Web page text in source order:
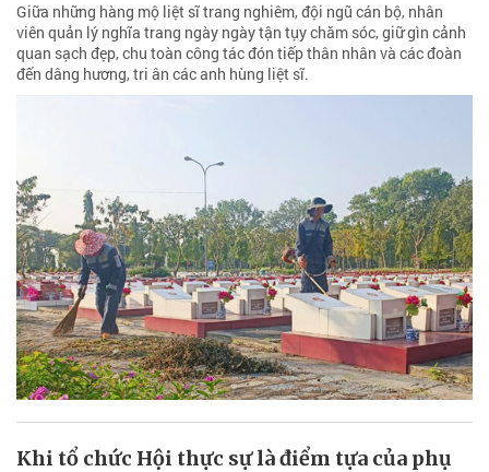
Giữa những hàng mộ liệt sĩ trang nghiêm, đội ngũ cán bộ, nhân
viên quản lý nghĩa trang ngày ngày tận tụy chăm sóc, giữ gìn cảnh
quan sạch đẹp, chu toàn công tác đón tiếp thân nhân và các đoàn
đến dâng hương, tri ân các anh hùng liệt sĩ.
Khi tổ chức Hội thực sự là điểm tựa của phụ